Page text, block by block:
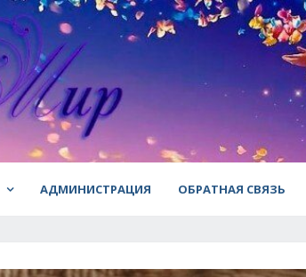
АДМИНИСТРАЦИЯ ОБРАТНАЯ СВЯЗЬ